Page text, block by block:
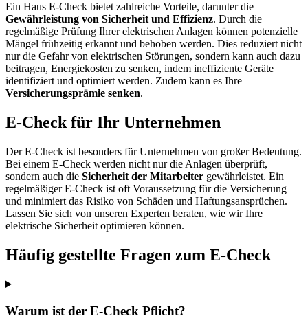
Ein Haus E-Check bietet zahlreiche Vorteile, darunter die
Gewährleistung von Sicherheit und Effizienz. Durch die
regelmäßige Prüfung Ihrer elektrischen Anlagen können potenzielle
Mängel frühzeitig erkannt und behoben werden. Dies reduziert nicht
nur die Gefahr von elektrischen Störungen, sondern kann auch dazu
beitragen, Energiekosten zu senken, indem ineffiziente Geräte
identifiziert und optimiert werden. Zudem kann es Ihre
Versicherungsprämie senken.
E-Check für Ihr Unternehmen
DerE-Check ist besonders für Unternehmen von großer Bedeutung.
Bei einem E-Check werden nicht nur die Anlagen überprüft,
sondern auch die Sicherheit der Mitarbeiter gewährleistet. Ein
regelmäßiger E-Check ist oft Voraussetzung für die Versicherung
und minimiert das Risiko von Schäden und Haftungsansprüchen.
Lassen Sie sich von unseren Experten beraten, wie wir Ihre
elektrische Sicherheit optimieren können.
Häufig gestellte Fragen zum E-Check
Warum ist der E-Check Pflicht?